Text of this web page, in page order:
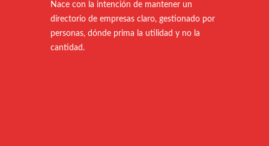
Nace con la intención de mantener un
directorio de empresas claro, gestionado por
personas, dónde prima la utilidad y no la
cantidad.